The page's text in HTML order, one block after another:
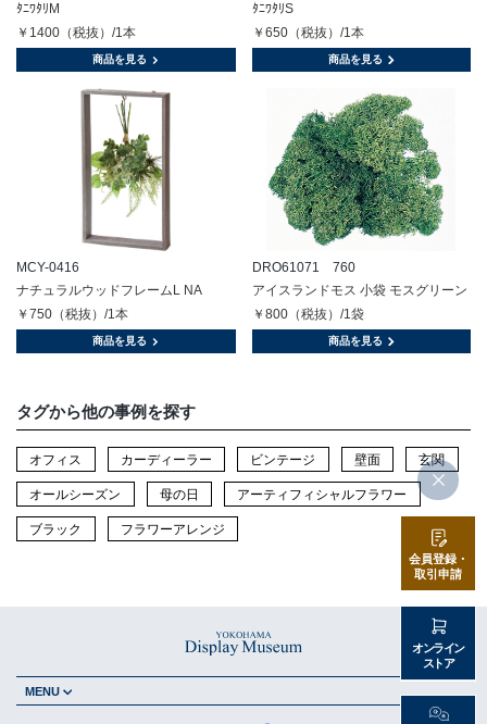
ﾀﾆﾜﾀﾘM
￥1400（税抜）/1本
商品を見る
ﾀﾆﾜﾀﾘS
￥650（税抜）/1本
商品を見る
MCY-0416
ナチュラルウッドフレームL NA
￥750（税抜）/1本
商品を見る
DRO61071 760
アイスランドモス 小袋 モスグリーン
￥800（税抜）/1袋
商品を見る
タグから他の事例を探す
オフィス カーディーラー ビンテージ 壁面 玄関
オールシーズン 母の日 アーティフィシャルフラワー
ブラック フラワーアレンジ
会員登録・
取引申請
オンライン
ストア
MENU